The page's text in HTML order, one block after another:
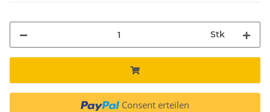
Stk
Consent erteilen